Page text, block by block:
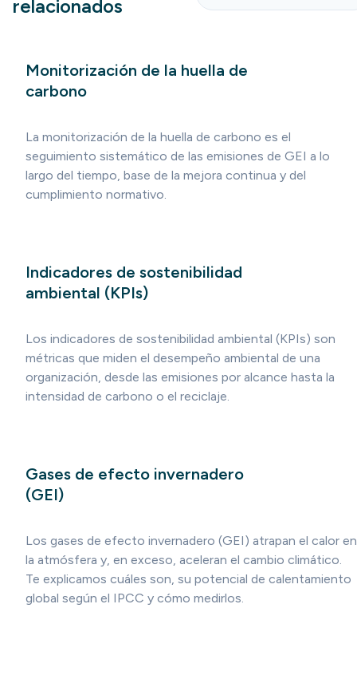
relacionados
Monitorización de la huella de
carbono
La monitorización de la huella de carbono es el
seguimiento sistemático de las emisiones de GEI a lo
largo del tiempo, base de la mejora continua y del
cumplimiento normativo.
Indicadores de sostenibilidad
ambiental (KPIs)
Los indicadores de sostenibilidad ambiental (KPIs) son
métricas que miden el desempeño ambiental de una
organización, desde las emisiones por alcance hasta la
intensidad de carbono o el reciclaje.
Gases de efecto invernadero
(GEI)
Los gases de efecto invernadero (GEI) atrapan el calor en
la atmósfera y, en exceso, aceleran el cambio climático.
Te explicamos cuáles son, su potencial de calentamiento
global según el IPCC y cómo medirlos.